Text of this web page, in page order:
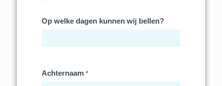
Op welke dagen kunnen wij bellen?
Achternaam *